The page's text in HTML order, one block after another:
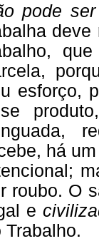
pode
esforço,
há
roubo. O
e
Trabalho.